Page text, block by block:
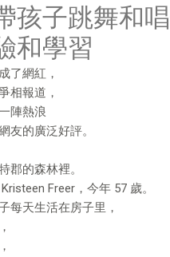
孩子跳舞和
和學習
了網紅，
相報道，
陣熱浪
友的廣泛好評。
郡的森林裡。
Freer，今年 57 歲。
每天生活在房子里，